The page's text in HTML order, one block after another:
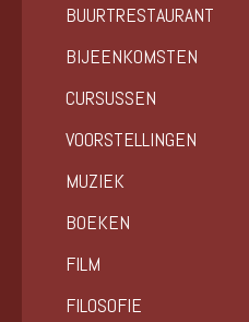
BUURTRESTAURANT
BIJEENKOMSTEN
CURSUSSEN
VOORSTELLINGEN
MUZIEK
BOEKEN
FILM
FILOSOFIE